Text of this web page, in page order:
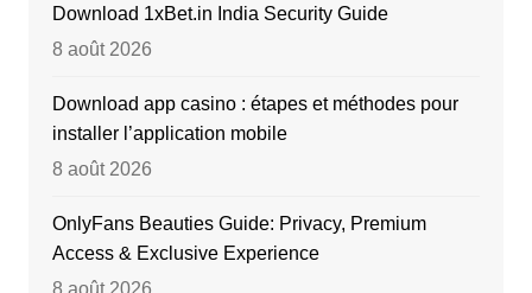
Download 1xBet.in India Security Guide
8 août 2026
Download app casino : étapes et méthodes pour
installer l’application mobile
8 août 2026
OnlyFans Beauties Guide: Privacy, Premium
Access & Exclusive Experience
8 août 2026